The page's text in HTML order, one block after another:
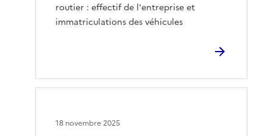
routier : effectif de l'entreprise et
immatriculations des véhicules
18 novembre 2025